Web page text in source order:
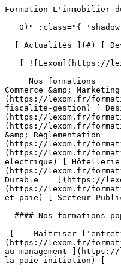
Formation L'immobilier durable - Lexom                                      

   0)" :class="{ 'shadow-sm': scrolled }"&gt;  Formation Professionnelle - Développez les compétences qui font la différence 

  [ Actualités ](#) [ Devenir Formateur ](#)  

   [ ![Lexom](https://lexom.fr/img/logo/lexom.svg) ](https://lexom.fr) 

     Nos formations         [ Achats    ](https://lexom.fr/formations/categorie/achats) [ Bureautique    ](https://lexom.fr/formations/categorie/bureautique) [ Commerce &amp; Marketing    ](https://lexom.fr/formations/categorie/commerce-marketing) [ Communication &amp; Evènementiel    ](https://lexom.fr/formations/categorie/communication-evenementiel) [ Comptabilité, Fiscalité &amp; Gestion    ](https://lexom.fr/formations/categorie/comptabilite-fiscalite-gestion) [ Design &amp; Création Digitale    ](https://lexom.fr/formations/categorie/design-creation-digitale) [ Développement Informatique    ](https://lexom.fr/formations/categorie/developpement-informatique) [ Développement Personnel &amp; Soft skills    ](https://lexom.fr/formations/categorie/developpement-personnel-soft-skills) [ Devenir Formateur    ](https://lexom.fr/formations/categorie/devenir-formateur) [ Droit &amp; Réglementation    ](https://lexom.fr/formations/categorie/droit-reglementation) [ Entrepreneuriat et gestion d’entreprise    ](https://lexom.fr/formations/categorie/entrepreneuriat-et-gestion-dentreprise) [ Gestion &amp; Transactions Immobilières    ](https://lexom.fr/formations/categorie/gestion-transactions-immobilieres) [ Habilitation Electrique    ](https://lexom.fr/formations/categorie/habilitation-electrique) [ Hôtellerie, Restaurant &amp; Tourisme    ](https://lexom.fr/formations/categorie/hotellerie-restaurant-tourisme) [ Logistique    ](https://lexom.fr/formations/categorie/logistique) [ Management    ](https://lexom.fr/formations/categorie/management) [ Performance Énergétique &amp; Développement Durable    ](https://lexom.fr/formations/categorie/performance-energetique-developpement-durable) [ Qualité, Hygiène, Santé, Sécurité    ](https://lexom.fr/formations/categorie/qualite-hygiene-sante-securite) [ Ressources Humaines et Paie    ](https://lexom.fr/formations/categorie/ressources-humaines-et-paie) [ Secteur Public    ](https://lexom.fr/formations/categorie/secteur-public) 

  #### Nos formations populaires

 [    Maîtriser l'entretien professionnel ](https://lexom.fr/formation/maitriser-lentretien-professionnel) [    Formation de formateur ](https://lexom.fr/formation/formation-de-formateur) [    Le tutorat en entreprise ](https://lexom.fr/formation/le-tutorat-en-entreprise) [    Management - Initiation au management ](https://lexom.fr/formation/management-initiation-au-management) [    La pratique de la paie - Initiation ](https://lexom.fr/formation/la-pratique-de-la-paie-initiation) [    Le manager de proximité ](https://lexom.fr/formation/le-manager-de-proximite) 

 [ Voir toutes nos formations    ](https://lexom.fr/formations) 

   ![Achats](https://lexom.fr/tenancy/assets/categories/small/3dEnnN8yeOj7YmMtPWMjZvBSXi4NVonqWeKCohV3.webp) 

 #### Achats 

  Optimisez vos achats pour transformer vos coûts en